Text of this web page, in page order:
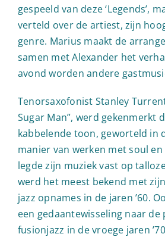
gespeeld van deze ‘Legends’,
verteld over de artiest, zijn
genre. Marius maakt de
samen met Alexander het
avond worden andere
Tenorsaxofonist Stanley
Sugar Man”, werd gekenmerkt
kabbelende toon, geworteld in
manier van werken met soul
legde zijn muziek vast op
werd het meest bekend met
jazz opnames in de jaren ’60.
een gedaantewisseling naar de
fusionjazz in de vroege jaren